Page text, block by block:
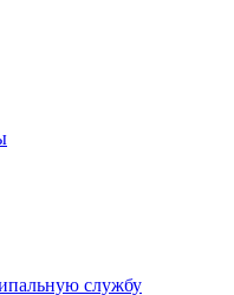
службу